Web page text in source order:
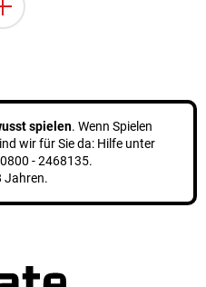
spielen. Wenn Spielen
wir für Sie da: Hilfe unter
0800 - 2468135.
Jahren.